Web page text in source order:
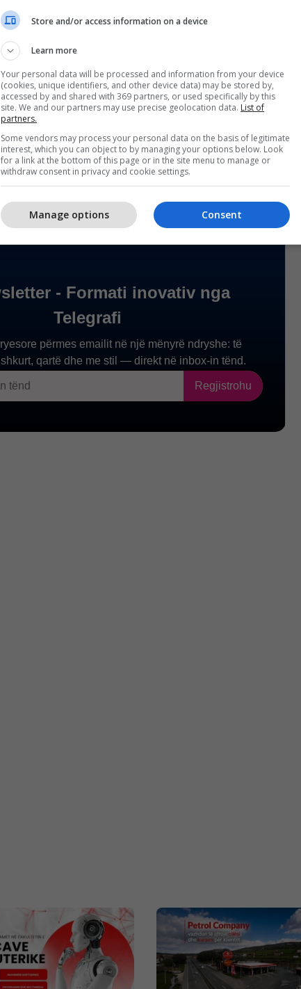
Store and/or access information on a device
Learn more
Your personal data will be processed and information from your device
(cookies, unique identifiers, and other device data) may be stored by,
accessed by and shared with 369 partners, or used specifically by this
site. We and our partners may use precise geolocation data. List of
partners.
Some vendors may process your personal data on the basis of legitimate
interest, which you can object to by managing your options below. Look
for a link at the bottom of this page or in the site menu to manage or
withdraw consent in privacy and cookie settings.
Consent
Manage options